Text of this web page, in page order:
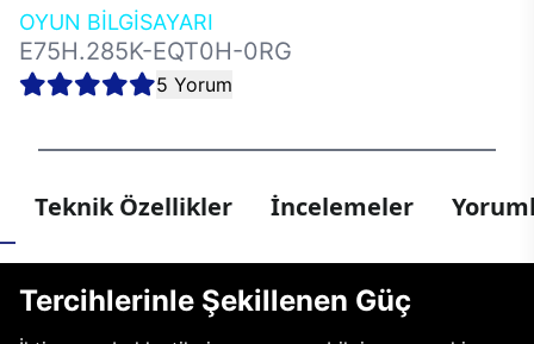
OYUN BİLGİSAYARI
E75H.285K-EQT0H-0RG
5 Yorum
Teknik Özellikler İncelemeler
Tercihlerinle Şekillenen Güç